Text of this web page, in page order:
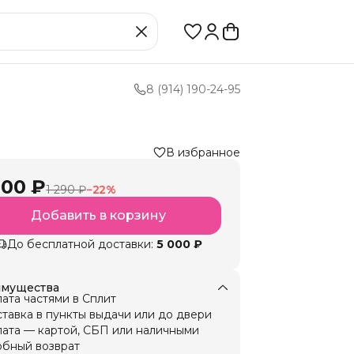
8 (914) 190-24-95
В избранное
₽1 290 ₽−22%
Добавить в корзину
До бесплатной доставки: 5 000 ₽
частями в Сплит
в пункты выдачи или до двери
— картой, СБП или наличными
возврат